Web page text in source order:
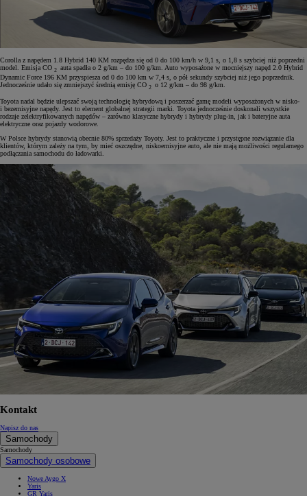
Corolla z napędem 1.8 Hybrid 140 KM rozpędza się od 0 do 100 km/h w 9,1 s, o 1,8 s szybciej niż poprzedni
model. Emisja CO 2 auta spadła o 2 g/km – do 100 g/km. Auto wyposażone w mocniejszy napęd 2.0 Hybrid
Dynamic Force 196 KM przyspiesza od 0 do 100 km w 7,4 s, o pół sekundy szybciej niż jego poprzednik.
Jednocześnie udało się zmniejszyć średnią emisję CO 2 o 12 g/km – do 98 g/km.
Toyota nadal będzie ulepszać swoją technologię hybrydową i poszerzać gamę modeli wyposażonych w nisko-
i bezemisyjne napędy. Jest to element globalnej strategii marki. Toyota jednocześnie doskonali wszystkie
rodzaje zelektryfikowanych napędów – zarówno klasyczne hybrydy i hybrydy plug-in, jak i bateryjne auta
elektryczne oraz pojazdy wodorowe.
W Polsce hybrydy stanowią obecnie 80% sprzedaży Toyoty. Jest to praktyczne i przystępne rozwiązanie dla
klientów, którym zależy na tym, by mieć oszczędne, niskoemisyjne auto, ale nie mają możliwości regularnego
podłączania samochodu do ładowarki.
Kontakt
Napisz do nas
Samochody
Samochody
Samochody osobowe
Nowe Aygo X
Yaris
GR Yaris